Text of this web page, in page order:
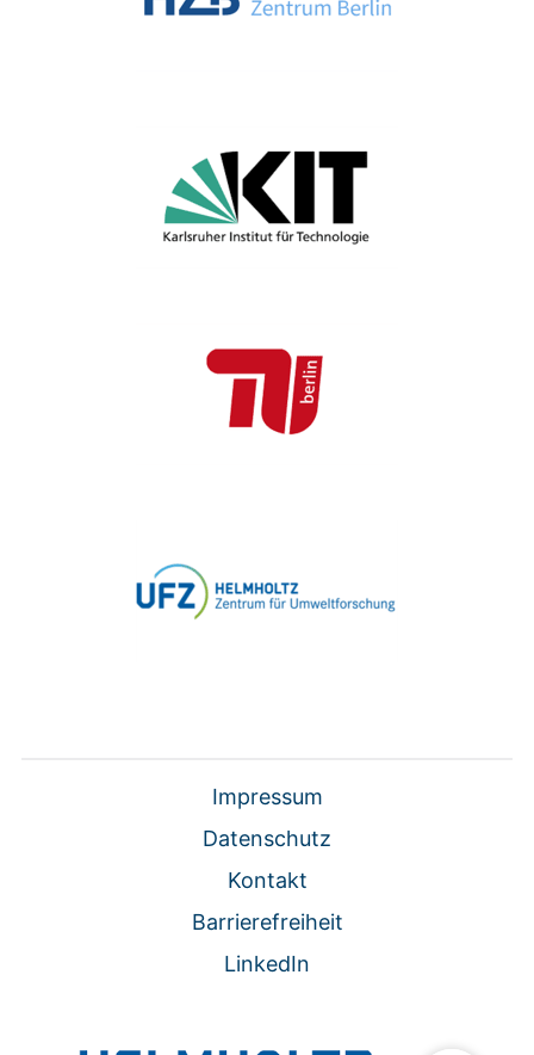
Impressum
Datenschutz
Kontakt
Barrierefreiheit
LinkedIn